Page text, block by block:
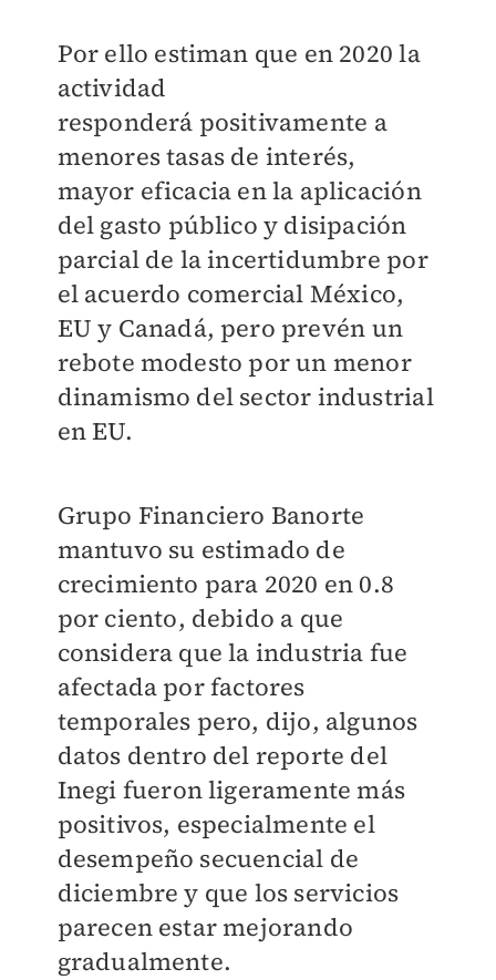
Por ello estiman que en 2020 la
actividad
responderá positivamente a
menores tasas de interés,
mayor eficacia en la aplicación
del gasto público y disipación
parcial de la incertidumbre por
el acuerdo comercial México,
EU y Canadá, pero prevén un
rebote modesto por un menor
dinamismo del sector industrial
en EU.
Grupo Financiero Banorte
mantuvo su estimado de
crecimiento para 2020 en 0.8
por ciento, debido a que
considera que la industria fue
afectada por factores
temporales pero, dijo, algunos
datos dentro del reporte del
Inegi fueron ligeramente más
positivos, especialmente el
desempeño secuencial de
diciembre y que los servicios
parecen estar mejorando
gradualmente.